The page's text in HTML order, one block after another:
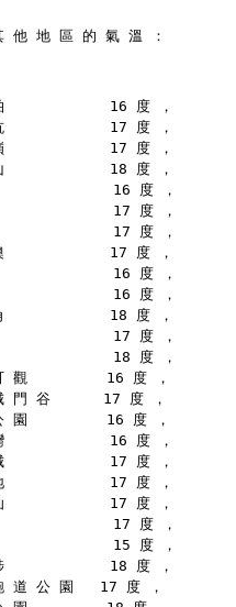
他 地 區 的 氣 溫 ：
16 度 ，
17 度 ，
17 度 ，
18 度 ，
16 度 ，
17 度 ，
17 度 ，
17 度 ，
16 度 ，
16 度 ，
18 度 ，
17 度 ，
18 度 ，
觀         16 度 ，
門 谷      17 度 ，
園         16 度 ，
16 度 ，
17 度 ，
17 度 ，
17 度 ，
17 度 ，
15 度 ，
18 度 ，
道 公 園   17 度 ，